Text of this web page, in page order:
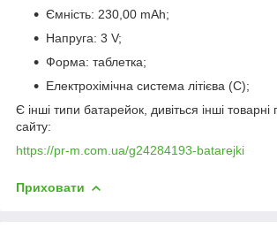
Ємність: 230,00 mAh;
Напруга: 3 V;
Форма: таблетка;
Електрохімічна система літієва (C);
Є інші типи батарейок, дивіться інші товарні
сайту:
https://pr-m.com.ua/g24284193-batarejki
Приховати